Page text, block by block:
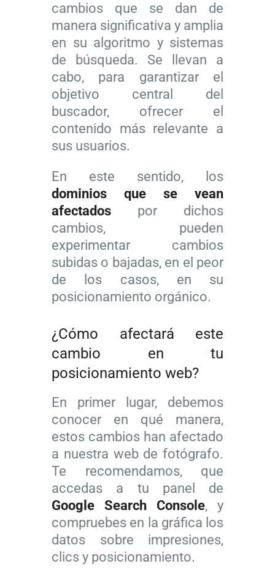
cambios que se dan de
manera significativa y amplia
en su algoritmo y sistemas
de búsqueda. Se llevan a
cabo, para garantizar el
objetivo central del
buscador, ofrecer el
contenido más relevante a
sus usuarios.
En este sentido, los
dominios que se vean
afectados por dichos
cambios, pueden
experimentar cambios
subidas o bajadas, en el peor
de los casos, en su
posicionamiento orgánico.
¿Cómo afectará este
cambio en tu
posicionamiento web?
En primer lugar, debemos
conocer en qué manera,
estos cambios han afectado
a nuestra web de fotógrafo.
Te recomendamos, que
accedas a tu panel de
Google Search Console, y
compruebes en la gráfica los
datos sobre impresiones,
clics y posicionamiento.